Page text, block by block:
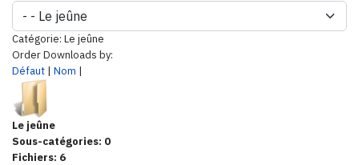
Catégorie: Le jeûne
Order Downloads by:
Défaut | Nom |
Le jeûne
Sous-catégories: 0
Fichiers: 6